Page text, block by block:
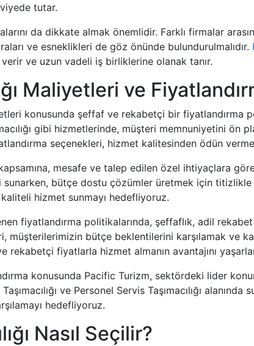
tutar.
da dikkate almak önemlidir. Farklı firmalar
ve esneklikleri de göz önünde bulundurulmalıdır.
ve uzun vadeli iş birliklerine olanak tanır.
Maliyetleri ve
konusunda şeffaf ve rekabetçi bir fiyatlandırma
gibi hizmetlerinde, müşteri memnuniyetini
seçenekleri, hizmet kalitesinden ödün
mesafe ve talep edilen özel ihtiyaçlara
bütçe dostu çözümler üretmek için titizlikle
hizmet sunmayı hedefliyoruz.
fiyatlandırma politikalarında, şeffaflık, adil
müşterilerimizin bütçe beklentilerini karşılamak ve
fiyatlarla hizmet almanın avantajını
konusunda Pacific Turizm, sektördeki lider
ve Personel Servis Taşımacılığı
hedefliyoruz.
Nasıl Seçilir?